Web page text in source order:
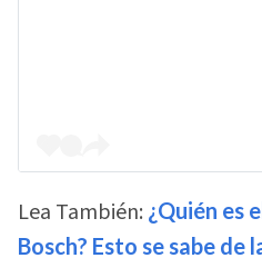
Lea También: ¿Quién es
Bosch? Esto se sabe de